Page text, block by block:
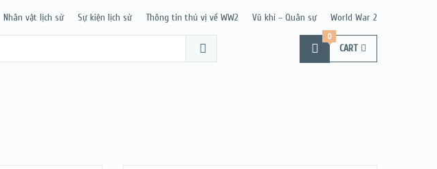
Nhân vật lịch sử Sự kiện lịch sử Thông tin thú vị về WW2 Vũ khí – Quân sự World War 2
CART
0